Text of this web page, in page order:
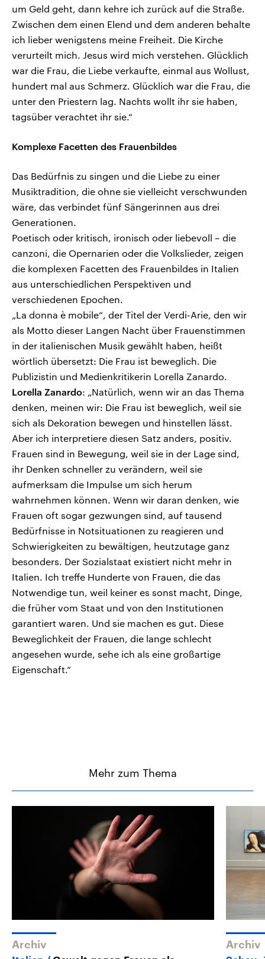
um Geld geht, dann kehre ich zurück auf die Straße.
Zwischen dem einen Elend und dem anderen behalte
ich lieber wenigstens meine Freiheit. Die Kirche
verurteilt mich. Jesus wird mich verstehen. Glücklich
war die Frau, die Liebe verkaufte, einmal aus Wollust,
hundert mal aus Schmerz. Glücklich war die Frau, die
unter den Priestern lag. Nachts wollt ihr sie haben,
tagsüber verachtet ihr sie.“
Komplexe Facetten des Frauenbildes
Das Bedürfnis zu singen und die Liebe zu einer
Musiktradition, die ohne sie vielleicht verschwunden
wäre, das verbindet fünf Sängerinnen aus drei
Generationen.
Poetisch oder kritisch, ironisch oder liebevoll – die
canzoni, die Opernarien oder die Volkslieder, zeigen
die komplexen Facetten des Frauenbildes in Italien
aus unterschiedlichen Perspektiven und
verschiedenen Epochen.
„La donna è mobile“, der Titel der Verdi-Arie, den wir
als Motto dieser Langen Nacht über Frauenstimmen
in der italienischen Musik gewählt haben, heißt
wörtlich übersetzt: Die Frau ist beweglich. Die
Publizistin und Medienkritikerin Lorella Zanardo.
Lorella Zanardo: „Natürlich, wenn wir an das Thema
denken, meinen wir: Die Frau ist beweglich, weil sie
sich als Dekoration bewegen und hinstellen lässt.
Aber ich interpretiere diesen Satz anders, positiv.
Frauen sind in Bewegung, weil sie in der Lage sind,
ihr Denken schneller zu verändern, weil sie
aufmerksam die Impulse um sich herum
wahrnehmen können. Wenn wir daran denken, wie
Frauen oft sogar gezwungen sind, auf tausend
Bedürfnisse in Notsituationen zu reagieren und
Schwierigkeiten zu bewältigen, heutzutage ganz
besonders. Der Sozialstaat existiert nicht mehr in
Italien. Ich treffe Hunderte von Frauen, die das
Notwendige tun, weil keiner es sonst macht, Dinge,
die früher vom Staat und von den Institutionen
garantiert waren. Und sie machen es gut. Diese
Beweglichkeit der Frauen, die lange schlecht
angesehen wurde, sehe ich als eine großartige
Eigenschaft.“
Mehr zum Thema
Archiv Archiv